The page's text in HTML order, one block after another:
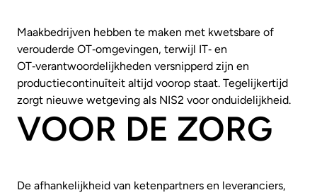
Maakbedrijven hebben te maken met kwetsbare of
verouderde OT‑omgevingen, terwijl IT‑ en
OT‑verantwoordelijkheden versnipperd zijn en
productiecontinuïteit altijd voorop staat. Tegelijkertijd
zorgt nieuwe wetgeving als NIS2 voor onduidelijkheid.
VOOR DE ZORG
De afhankelijkheid van ketenpartners en leveranciers,